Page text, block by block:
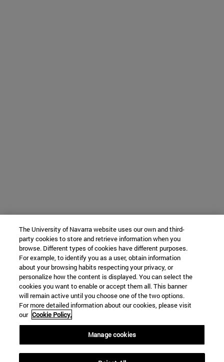
The University of Navarra website uses our own and third-
party cookies to store and retrieve information when you
browse. Different types of cookies have different purposes.
For example, to identify you as a user, obtain information
about your browsing habits respecting your privacy, or
personalize how the content is displayed. You can select the
cookies you want to enable or accept them all. This banner
will remain active until you choose one of the two options.
For more detailed information about our cookies, please visit
our Cookie Policy.
Manage cookies